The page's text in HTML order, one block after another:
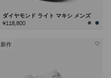
ダイヤモンド ライト マキシ メンズ
¥118,800
新作